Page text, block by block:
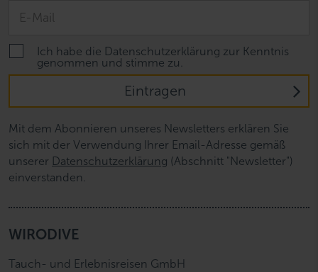
Ich habe die Datenschutzerklärung zur Kenntnis
genommen und stimme zu.
Eintragen
Mit dem Abonnieren unseres Newsletters erklären Sie
sich mit der Verwendung Ihrer Email-Adresse gemäß
unserer Datenschutzerklärung (Abschnitt "Newsletter")
einverstanden.
WIRODIVE
Tauch- und Erlebnisreisen GmbH